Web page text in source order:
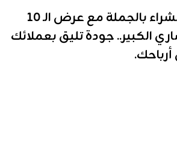
وفر أكثر عند الشراء بالجملة مع عرض الـ 10
الكبير.. جودة تليق بعملائك